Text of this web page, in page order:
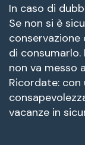
In caso di
Se non si è
di
non va messo
Ricordate: con
vacanze in